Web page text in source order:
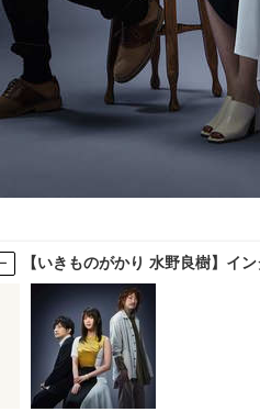
【いきものがかり 水野良樹】イ